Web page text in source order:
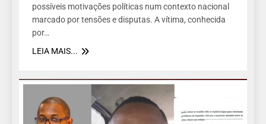
possíveis motivações políticas num contexto nacional
marcado por tensões e disputas. A vítima, conhecida
por…
LEIA MAIS...